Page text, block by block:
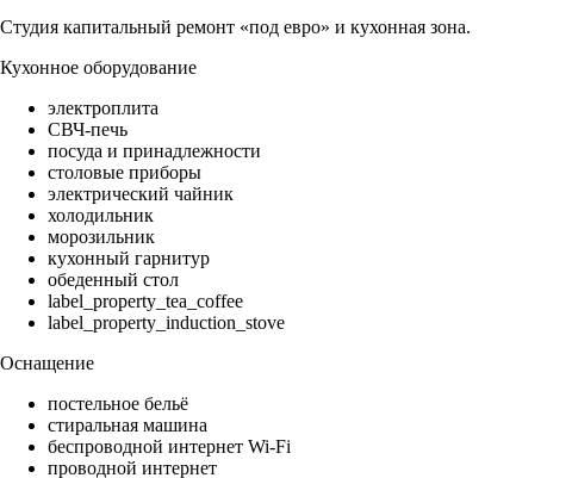
Студия капитальный ремонт «под евро» и кухонная зона.
Кухонное оборудование
электроплита
СВЧ-печь
посуда и принадлежности
столовые приборы
электрический чайник
холодильник
морозильник
кухонный гарнитур
обеденный стол
label_property_tea_coffee
label_property_induction_stove
Оснащение
постельное бельё
стиральная машина
беспроводной интернет Wi-Fi
проводной интернет